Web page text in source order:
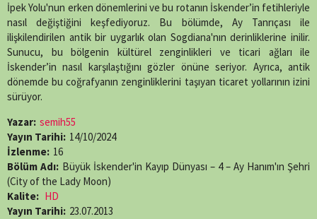
İpek Yolu'nun erken dönemlerini ve bu rotanın İskender’in fetihleriyle
nasıl değiştiğini keşfediyoruz. Bu bölümde, Ay Tanrıçası ile
ilişkilendirilen antik bir uygarlık olan Sogdiana'nın derinliklerine inilir.
Sunucu, bu bölgenin kültürel zenginlikleri ve ticari ağları ile
İskender’in nasıl karşılaştığını gözler önüne seriyor. Ayrıca, antik
dönemde bu coğrafyanın zenginliklerini taşıyan ticaret yollarının izini
sürüyor.
Yazar: semih55
Yayın Tarihi: 14/10/2024
İzlenme: 16
Bölüm Adı: Büyük İskender'in Kayıp Dünyası – 4 – Ay Hanım'ın Şehri
(City of the Lady Moon)
Kalite: HD
Yayın Tarihi: 23.07.2013